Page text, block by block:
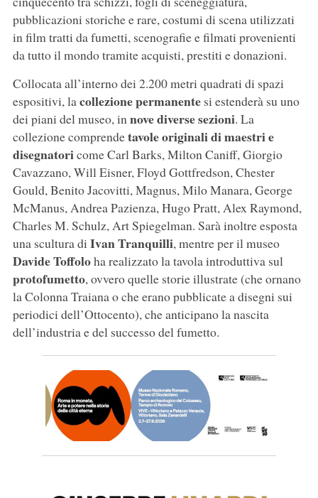
pubblicazioni storiche e rare, costumi di scena utilizzati
in film tratti da fumetti, scenografie e filmati provenienti
da tutto il mondo tramite acquisti, prestiti e donazioni.
Collocata all’interno dei 2.200 metri quadrati di spazi
espositivi, lacollezione permanentesi estenderà su uno
dei piani del museo, innove diverse sezioni. La
collezione comprendetavole originali di maestri e
disegnatoricome Carl Barks, Milton Caniff, Giorgio
Cavazzano, Will Eisner, Floyd Gottfredson, Chester
Gould, Benito Jacovitti, Magnus, Milo Manara, George
McManus, Andrea Pazienza, Hugo Pratt, Alex Raymond,
Charles M. Schulz, Art Spiegelman. Sarà inoltre esposta
una scultura di Ivan Tranquilli, mentre per il museo
Davide Toffoloha realizzato la tavola introduttiva sul
protofumetto, ovvero quelle storie illustrate (che ornano
la Colonna Traiana o che erano pubblicate a disegni sui
periodici dell’Ottocento), che anticipano la nascita
dell’industria e del successo del fumetto.